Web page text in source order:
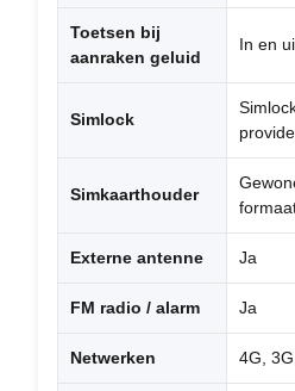
Toetsen bij
aanraken geluid
In en
Simlock
Simkaarthouder
Externe antenne Ja
FM radio / alarm Ja
Netwerken 4G,